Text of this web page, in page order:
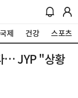
국제 건강 스포츠
… JYP "상황